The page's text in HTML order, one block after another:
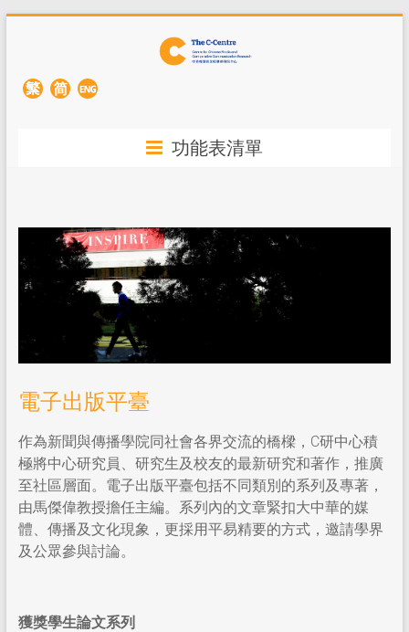
功能表清單
電子出版平臺
作為新聞與傳播學院同社會各界交流的橋樑，C研中心積
極將中心研究員、研究生及校友的最新研究和著作，推廣
至社區層面。電子出版平臺包括不同類別的系列及專著，
由馬傑偉教授擔任主編。系列內的文章緊扣大中華的媒
體、傳播及文化現象，更採用平易精要的方式，邀請學界
及公眾參與討論。
獲獎學生論文系列